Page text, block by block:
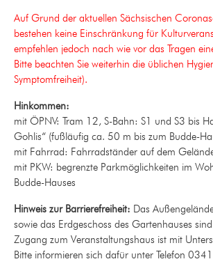
Auf Grund der aktuellen Sächsischen
bestehen keine Einschränkung für
empfehlen jedoch nach wie vor das Tragen
Bitte beachten Sie weiterhin die üblichen
Symptomfreiheit).
Hinkommen:
mit ÖPNV: Tram 12, S-Bahn: S1 und S3 bis
Gohlis“ (fußläufig ca. 50 m bis zum Budde-
mit Fahrrad: Fahrradständer auf dem
mit PKW: begrenzte Parkmöglichkeiten im
Budde-Hauses
Hinweis zur Barrierefreiheit: Das
sowie das Erdgeschoss des Gartenhauses
Zugang zum Veranstaltungshaus ist mit
Bitte informieren sich dafür unter Telefon